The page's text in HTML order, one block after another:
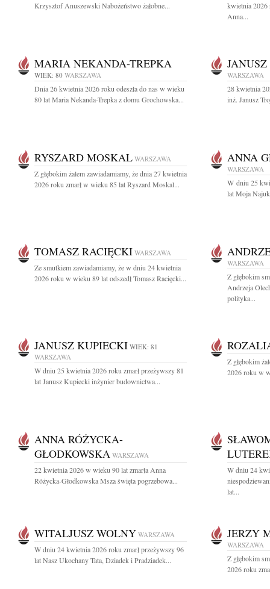
Krzysztof Anuszewski Nabożeństwo żałobne...
kwietnia 2026
Anna...
MARIA NEKANDA-TREPKA
WIEK: 80 WARSZAWA
Dnia 26 kwietnia 2026 roku odeszła do nas w wieku
80 lat Maria Nekanda-Trepka z domu Grochowska...
WARSZAWA
28 kwietnia
inż. Janusz
RYSZARD MOSKAL WARSZAWA
Z głębokim żalem zawiadamiamy, że dnia 27 kwietnia
2026 roku zmarł w wieku 85 lat Ryszard Moskal...
ANNA
WARSZAWA
W dniu 25
lat Moja
TOMASZ RACIĘCKI WARSZAWA
Ze smutkiem zawiadamiamy, że w dniu 24 kwietnia
2026 roku w wieku 89 lat odszedł Tomasz Racięcki...
WARSZAWA
Z głębokim
Andrzeja
polityka...
JANUSZ KUPIECKI WIEK: 81
WARSZAWA
W dniu 25 kwietnia 2026 roku zmarł przeżywszy 81
lat Janusz Kupiecki inżynier budownictwa...
Z głębokim
2026 roku w
ANNA RÓŻYCKA-
GŁODKOWSKA WARSZAWA
22 kwietnia 2026 w wieku 90 lat zmarła Anna
Różycka-Głodkowska Msza święta pogrzebowa...
W dniu 24
lat...
WITALJUSZ WOLNY WARSZAWA
W dniu 24 kwietnia 2026 roku zmarł przeżywszy 96
lat Nasz Ukochany Tata, Dziadek i Pradziadek...
JERZY
WARSZAWA
Z głębokim
2026 roku